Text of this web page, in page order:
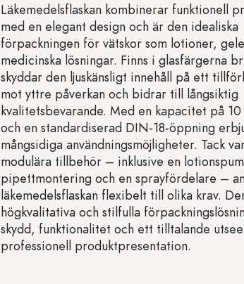
Läkemedelsflaskan kombinerar funktionell
med en elegant design och är den idealiska
förpackningen för vätskor som lotioner,
medicinska lösningar. Finns i glasfärgerna
skyddar den ljuskänsligt innehåll på ett
mot yttre påverkan och bidrar till långsiktig
kvalitetsbevarande. Med en kapacitet på
och en standardiserad DIN-18-öppning
mångsidiga användningsmöjligheter. Tack
modulära tillbehör – inklusive en
pipettmontering och en sprayfördelare –
läkemedelsflaskan flexibelt till olika krav.
högkvalitativa och stilfulla
skydd, funktionalitet och ett tilltalande
professionell produktpresentation.